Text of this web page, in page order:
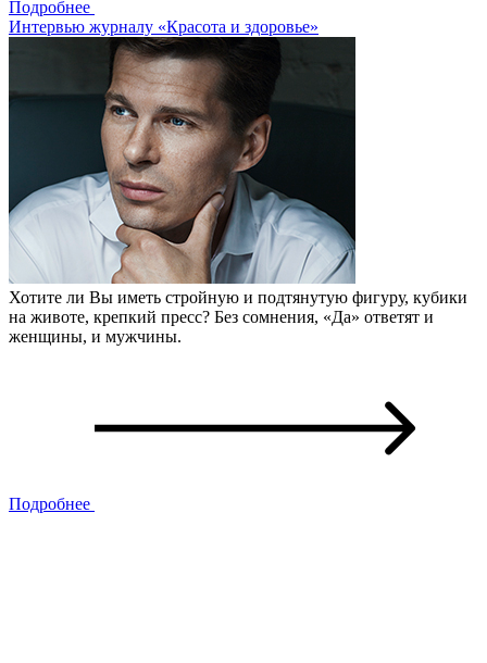
Подробнее
Интервью журналу «Красота и здоровье»
Хотите ли Вы иметь стройную и подтянутую фигуру, кубики
на животе, крепкий пресс? Без сомнения, «Да» ответят и
женщины, и мужчины.
Подробнее